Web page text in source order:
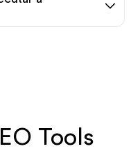
Tools